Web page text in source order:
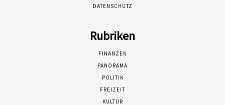
DATENSCHUTZ
Rubriken
FINANZEN
PANORAMA
POLITIK
FREIZEIT
KULTUR